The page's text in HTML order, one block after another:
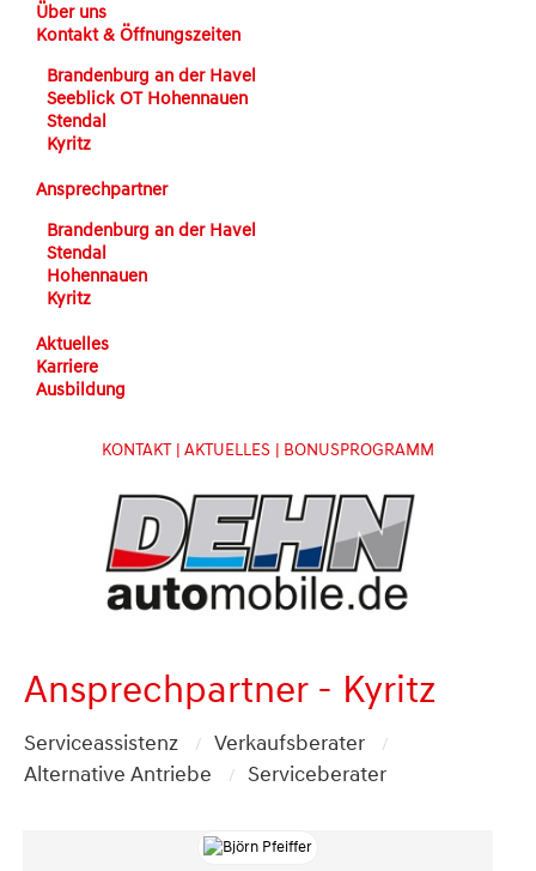
Über uns
Kontakt & Öffnungszeiten
Brandenburg an der Havel
Seeblick OT Hohennauen
Stendal
Kyritz
Ansprechpartner
Brandenburg an der Havel
Stendal
Hohennauen
Kyritz
Aktuelles
Karriere
Ausbildung
KONTAKT | AKTUELLES | BONUSPROGRAMM
Ansprechpartner - Kyritz
Serviceassistenz
Verkaufsberater
Alternative Antriebe
Serviceberater